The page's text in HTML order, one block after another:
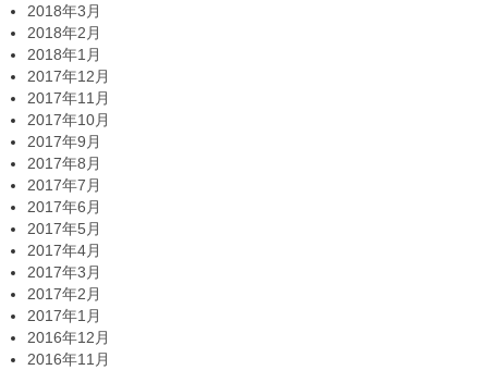
2018年3月
2018年2月
2018年1月
2017年12月
2017年11月
2017年10月
2017年9月
2017年8月
2017年7月
2017年6月
2017年5月
2017年4月
2017年3月
2017年2月
2017年1月
2016年12月
2016年11月